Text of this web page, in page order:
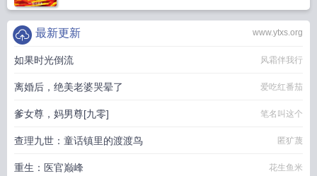
www.ytxs.org
最新更新
如果时光倒流 风霜伴我行
离婚后，绝美老婆哭晕了 爱吃红番茄
爹女尊，妈男尊[九零] 笔名叫这个
查理九世：童话镇里的渡渡鸟 匿犷蔑
重生：医官巅峰 花生鱼米